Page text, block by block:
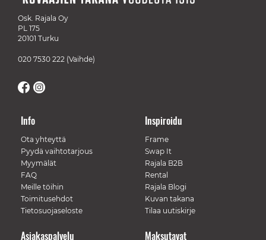
Osk. Rajala Oy
PL 175
20101 Turku
020 7530 222 (Vaihde)
Info
Ota yhteyttä
Pyydä vaihtotarjous
Myymälät
FAQ
Meille töihin
Toimitusehdot
Tietosuojaseloste
Inspiroidu
Frame
Swap It
Rajala B2B
Rental
Rajala Blogi
Kuvan takana
Tilaa uutiskirje
Maksutavat
Asiakaspalvelu